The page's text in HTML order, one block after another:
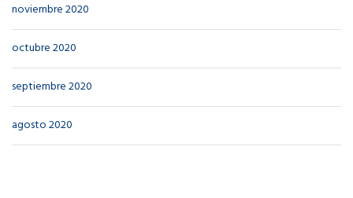
noviembre 2020
octubre 2020
septiembre 2020
agosto 2020